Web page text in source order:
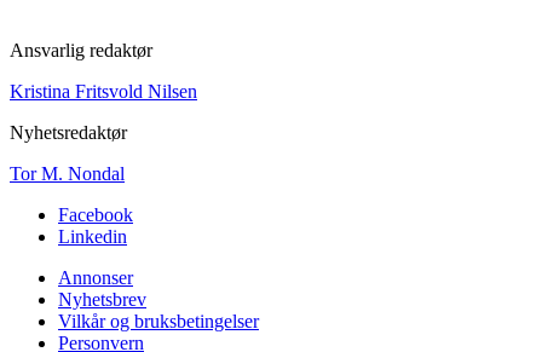
Ansvarlig redaktør
Kristina Fritsvold Nilsen
Nyhetsredaktør
Tor M. Nondal
Facebook
Linkedin
Annonser
Nyhetsbrev
Vilkår og bruksbetingelser
Personvern